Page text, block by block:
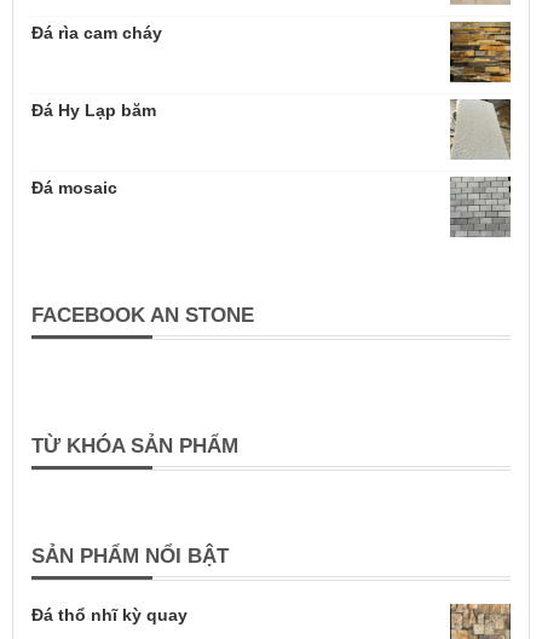
Đá rìa cam cháy
Đá Hy Lạp băm
Đá mosaic
FACEBOOK AN STONE
TỪ KHÓA SẢN PHẨM
SẢN PHẨM NỔI BẬT
Đá thổ nhĩ kỳ quay